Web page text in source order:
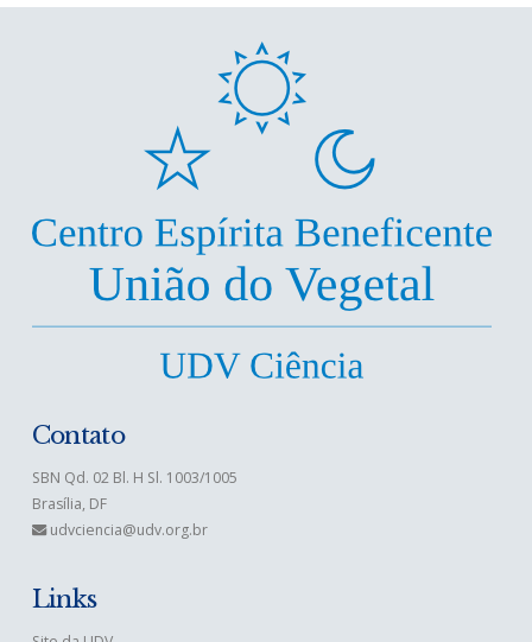
Contato
SBN Qd. 02 Bl. H Sl. 1003/1005
Brasília, DF
udvciencia@udv.org.br
Links